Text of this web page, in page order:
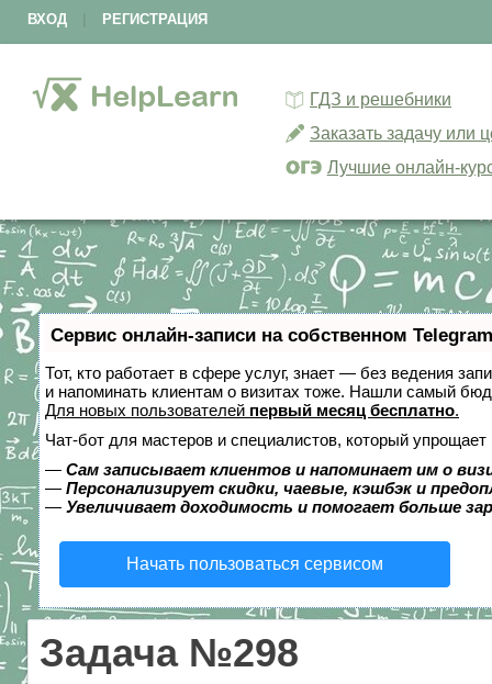
ВХОД РЕГИСТРАЦИЯ
ГДЗ и решебники
Заказать задачу или
Лучшие онлайн-
Сервис онлайн-записи на собственном
Тот, кто работает в сфере услуг, знает — без ведения
и напоминать клиентам о визитах тоже. Нашли самый
Для новых пользователей первый месяц бесплатно.
Чат-бот для мастеров и специалистов, который упрощает
— Сам записывает клиентов и напоминает им о
— Персонализирует скидки, чаевые, кэшбэк и
— Увеличивает доходимость и помогает больше
Начать пользоваться сервисом
Задача №298